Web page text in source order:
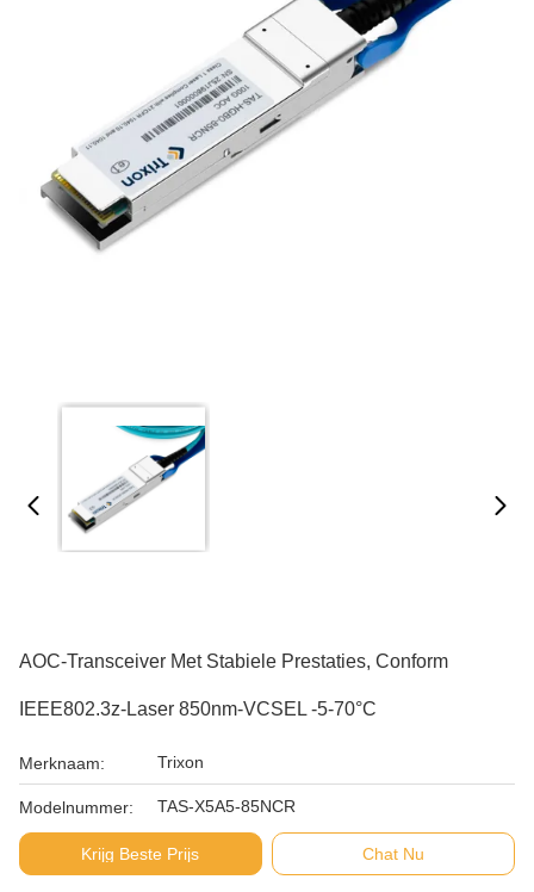
AOC-Transceiver Met Stabiele Prestaties, Conform
IEEE802.3z-Laser 850nm-VCSEL -5-70°C
Merknaam: Trixon
Modelnummer: TAS-X5A5-85NCR
Krijg Beste Prijs Chat Nu